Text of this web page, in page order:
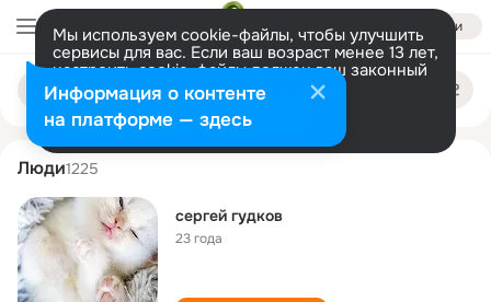
Войти
Мы используем cookie-файлы, чтобы улучшить
сервисы для вас. Если ваш возраст менее 13 лет,
настроить cookie-файлы должен ваш законный
представитель. Больше информации
Разрешить все Настроить
Поиск
людям
sergey gudkov
Люди1225
сергей гудков
23 года
Информация о контенте
на платформе — здесь